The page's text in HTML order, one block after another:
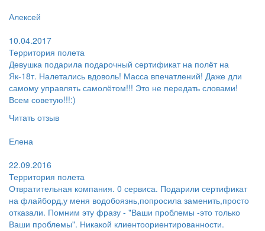
Алексей
10.04.2017
Территория полета
Девушка подарила подарочный сертификат на полёт на
Як-18т. Налетались вдоволь! Масса впечатлений! Даже дли
самому управлять самолётом!!! Это не передать словами!
Всем советую!!!:)
Читать отзыв
Елена
22.09.2016
Территория полета
Отвратительная компания. 0 сервиса. Подарили сертификат
на флайборд,у меня водобоязнь,попросила заменить,просто
отказали. Помним эту фразу - "Ваши проблемы -это только
Ваши проблемы". Никакой клиентоориентированности.